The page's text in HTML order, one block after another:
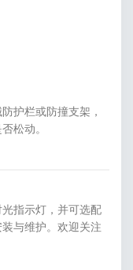
护栏或防撞支架，
松动。
指示灯，并可选配
与维护。欢迎关注